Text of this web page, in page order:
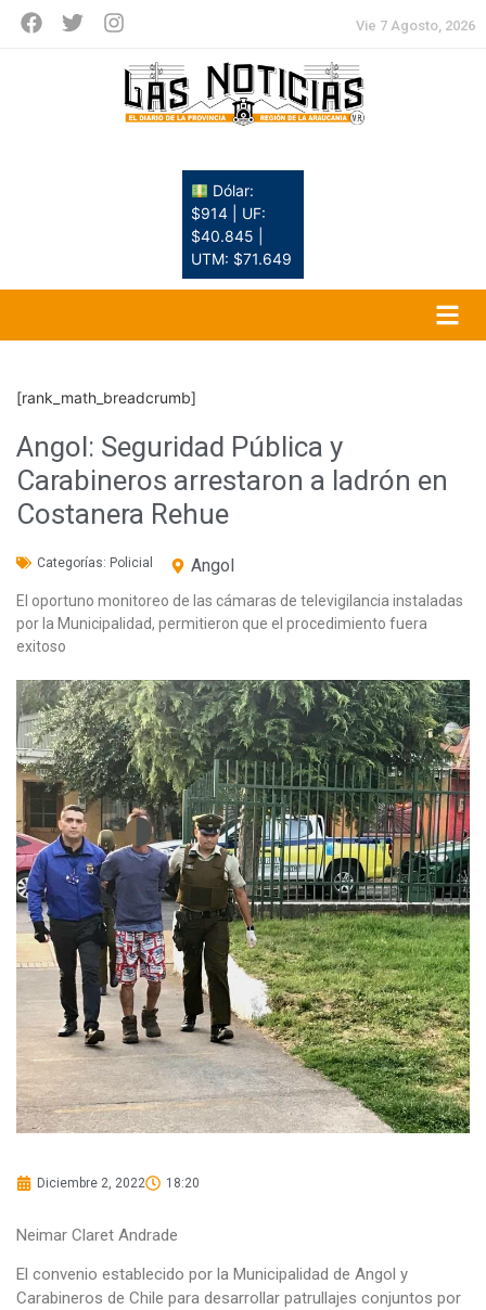
Vie 7 Agosto, 2026
Dólar:
$914 | UF:
$40.845 |
UTM: $71.649
[rank_math_breadcrumb]
Angol: Seguridad Pública y
Carabineros arrestaron a ladrón en
Costanera Rehue
Categorías: Policial Angol
El oportuno monitoreo de las cámaras de televigilancia instaladas
por la Municipalidad, permitieron que el procedimiento fuera
exitoso
Diciembre 2, 2022 18:20
Neimar Claret Andrade
El convenio establecido por la Municipalidad de Angol y
Carabineros de Chile para desarrollar patrullajes conjuntos por